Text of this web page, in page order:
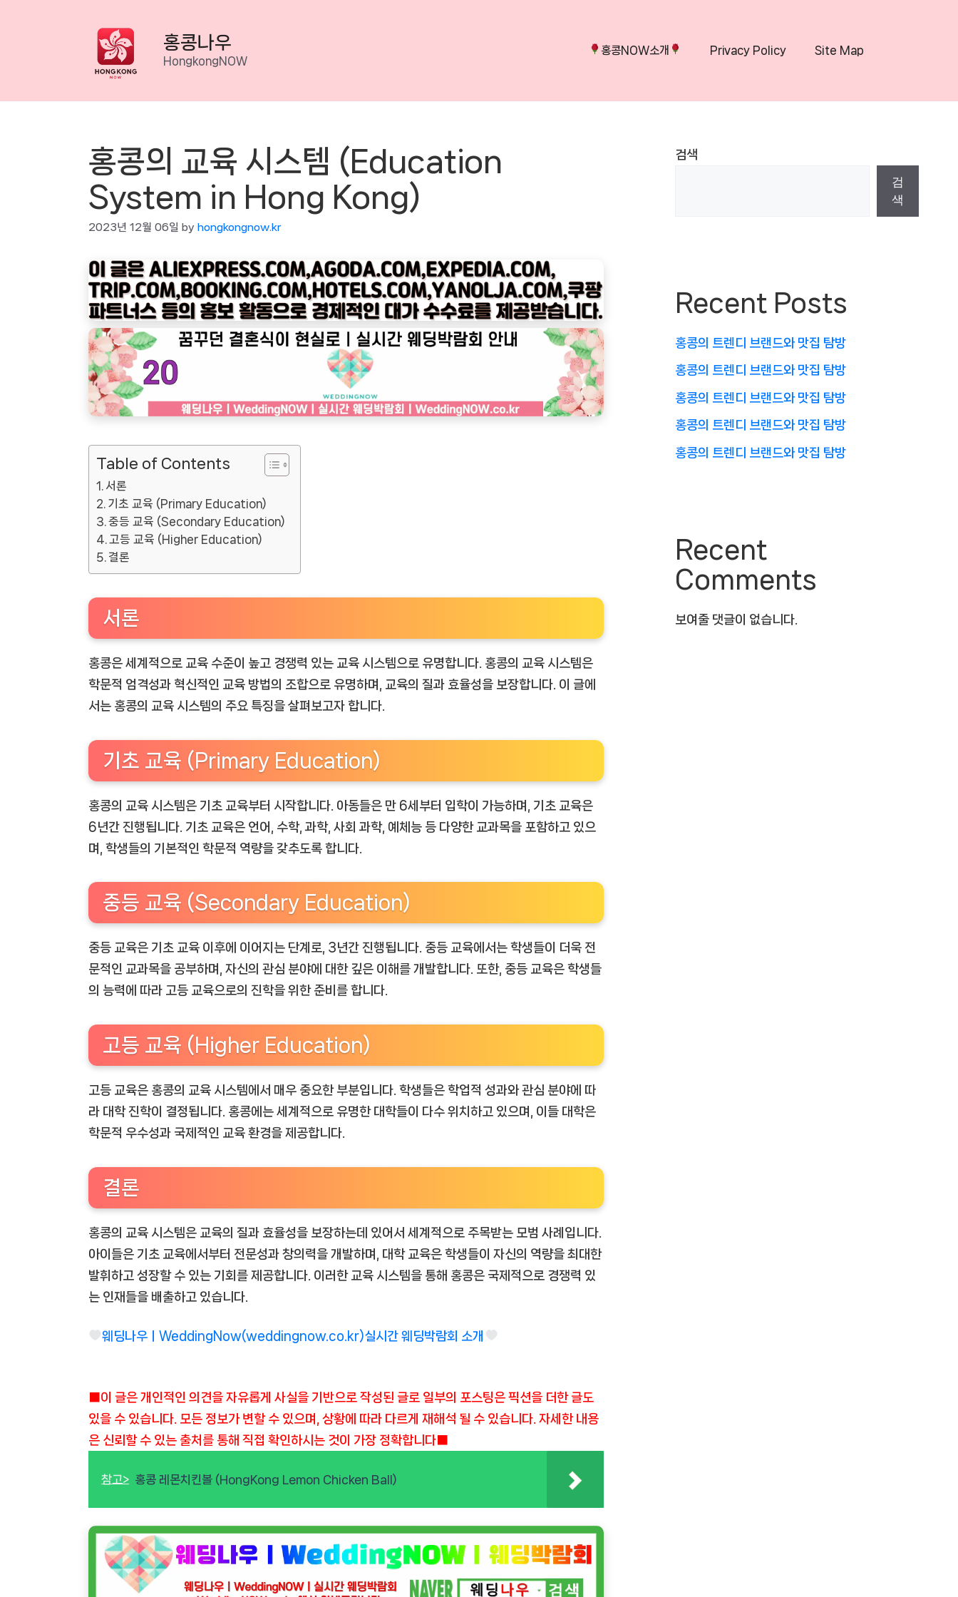
홍콩나우
HongkongNOW
홍콩NOW소개 Privacy Policy Site Map
홍콩의 교육 시스템 (Education
System in Hong Kong)
2023년 12월 06일 by hongkongnow.kr
Table of Contents
서론
기초 교육 (Primary Education)
중등 교육 (Secondary Education)
고등 교육 (Higher Education)
결론
서론
홍콩은 세계적으로 교육 수준이 높고 경쟁력 있는 교육 시스템으로 유명합니다. 홍콩의 교육 시스템은
학문적 엄격성과 혁신적인 교육 방법의 조합으로 유명하며, 교육의 질과 효율성을 보장합니다. 이 글에
서는 홍콩의 교육 시스템의 주요 특징을 살펴보고자 합니다.
기초 교육 (Primary Education)
홍콩의 교육 시스템은 기초 교육부터 시작합니다. 아동들은 만 6세부터 입학이 가능하며, 기초 교육은
6년간 진행됩니다. 기초 교육은 언어, 수학, 과학, 사회 과학, 예체능 등 다양한 교과목을 포함하고 있으
며, 학생들의 기본적인 학문적 역량을 갖추도록 합니다.
중등 교육 (Secondary Education)
중등 교육은 기초 교육 이후에 이어지는 단계로, 3년간 진행됩니다. 중등 교육에서는 학생들이 더욱 전
문적인 교과목을 공부하며, 자신의 관심 분야에 대한 깊은 이해를 개발합니다. 또한, 중등 교육은 학생들
의 능력에 따라 고등 교육으로의 진학을 위한 준비를 합니다.
고등 교육 (Higher Education)
고등 교육은 홍콩의 교육 시스템에서 매우 중요한 부분입니다. 학생들은 학업적 성과와 관심 분야에 따
라 대학 진학이 결정됩니다. 홍콩에는 세계적으로 유명한 대학들이 다수 위치하고 있으며, 이들 대학은
학문적 우수성과 국제적인 교육 환경을 제공합니다.
결론
홍콩의 교육 시스템은 교육의 질과 효율성을 보장하는데 있어서 세계적으로 주목받는 모범 사례입니다.
아이들은 기초 교육에서부터 전문성과 창의력을 개발하며, 대학 교육은 학생들이 자신의 역량을 최대한
발휘하고 성장할 수 있는 기회를 제공합니다. 이러한 교육 시스템을 통해 홍콩은 국제적으로 경쟁력 있
는 인재들을 배출하고 있습니다.
웨딩나우ㅣWeddingNow(weddingnow.co.kr)실시간 웨딩박람회 소개
■이 글은 개인적인 의견을 자유롭게 사실을 기반으로 작성된 글로 일부의 포스팅은 픽션을 더한 글도
있을 수 있습니다. 모든 정보가 변할 수 있으며, 상황에 따라 다르게 재해석 될 수 있습니다. 자세한 내용
은 신뢰할 수 있는 출처를 통해 직접 확인하시는 것이 가장 정확합니다■
참고> 홍콩 레몬치킨볼 (HongKong Lemon Chicken Ball)
검색
검
색
Recent Posts
홍콩의 트렌디 브랜드와 맛집 탐방
홍콩의 트렌디 브랜드와 맛집 탐방
홍콩의 트렌디 브랜드와 맛집 탐방
홍콩의 트렌디 브랜드와 맛집 탐방
홍콩의 트렌디 브랜드와 맛집 탐방
Recent
Comments
보여줄 댓글이 없습니다.